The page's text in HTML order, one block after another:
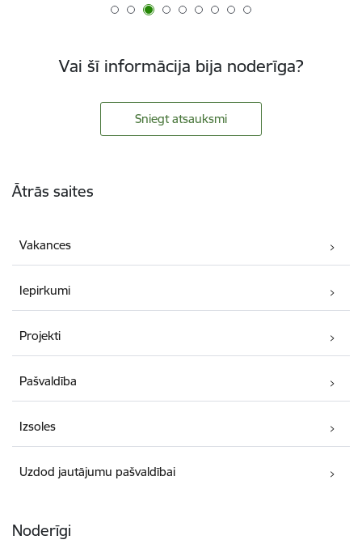
Vai šī informācija bija noderīga?
Sniegt atsauksmi
Ātrās saites
Vakances
Iepirkumi
Projekti
Pašvaldība
Izsoles
Uzdod jautājumu pašvaldībai
Noderīgi